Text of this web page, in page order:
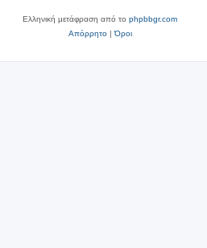
Ελληνική μετάφραση από το phpbbgr.com
Απόρρητο|Όροι